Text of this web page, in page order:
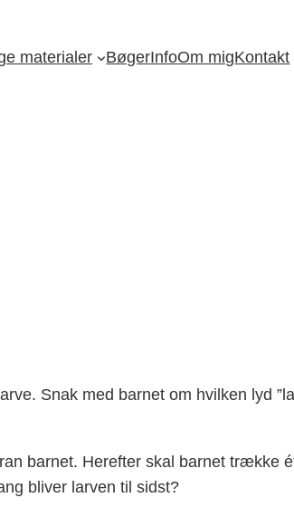
materialer BøgerInfoOm migKontakt
Snak med barnet om hvilken lyd
barnet. Herefter skal barnet trække
bliver larven til sidst?